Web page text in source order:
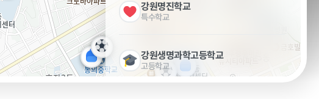
자료실 타기관 고시공고
강원명진학교
특수학교
강원생명과학고등학교
고등학교